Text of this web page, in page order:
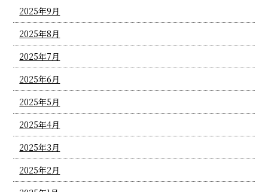
2025年9月
2025年8月
2025年7月
2025年6月
2025年5月
2025年4月
2025年3月
2025年2月